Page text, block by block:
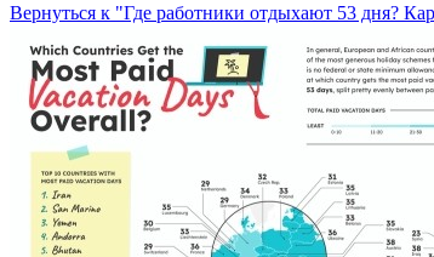
Вернуться к "Где работники отдыхают 53 дня?